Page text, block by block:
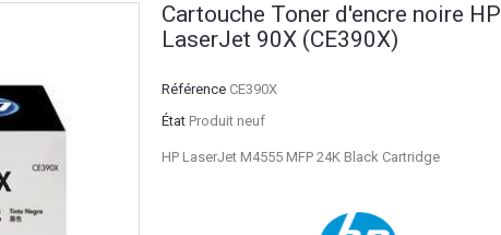
Cartouche Toner d'encre noire HP
LaserJet 90X (CE390X)
Référence CE390X
État Produit neuf
HP LaserJet M4555 MFP 24K Black Cartridge